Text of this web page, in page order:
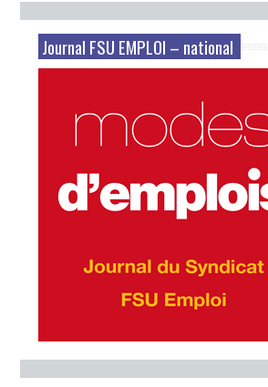
dates
Journal FSU EMPLOI – national